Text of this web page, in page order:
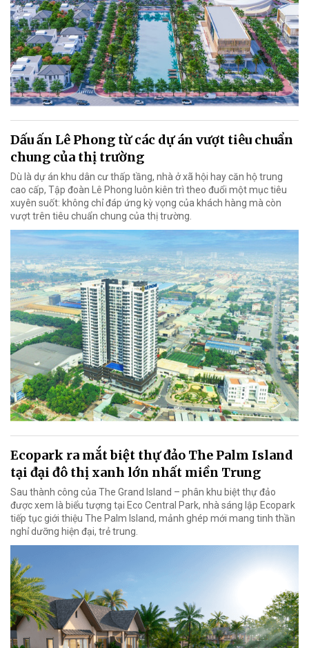
Dấu ấn Lê Phong từ các dự án vượt tiêu chuẩn
chung của thị trường
Dù là dự án khu dân cư thấp tầng, nhà ở xã hội hay căn hộ trung
cao cấp, Tập đoàn Lê Phong luôn kiên trì theo đuổi một mục tiêu
xuyên suốt: không chỉ đáp ứng kỳ vọng của khách hàng mà còn
vượt trên tiêu chuẩn chung của thị trường.
Ecopark ra mắt biệt thự đảo The Palm Island
tại đại đô thị xanh lớn nhất miền Trung
Sau thành công của The Grand Island – phân khu biệt thự đảo
được xem là biểu tượng tại Eco Central Park, nhà sáng lập Ecopark
tiếp tục giới thiệu The Palm Island, mảnh ghép mới mang tinh thần
nghỉ dưỡng hiện đại, trẻ trung.